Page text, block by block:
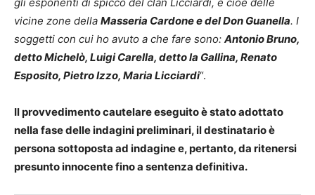
gli esponenti di spicco del clan Licciardi, e cioè delle
vicine zone della Masseria Cardone e del Don Guanella. I
soggetti con cui ho avuto a che fare sono: Antonio Bruno,
detto Michelò, Luigi Carella, detto la Gallina, Renato
Esposito, Pietro Izzo, Maria Licciardi“.
Il provvedimento cautelare eseguito è stato adottato
nella fase delle indagini preliminari, il destinatario è
persona sottoposta ad indagine e, pertanto, da ritenersi
presunto innocente fino a sentenza definitiva.